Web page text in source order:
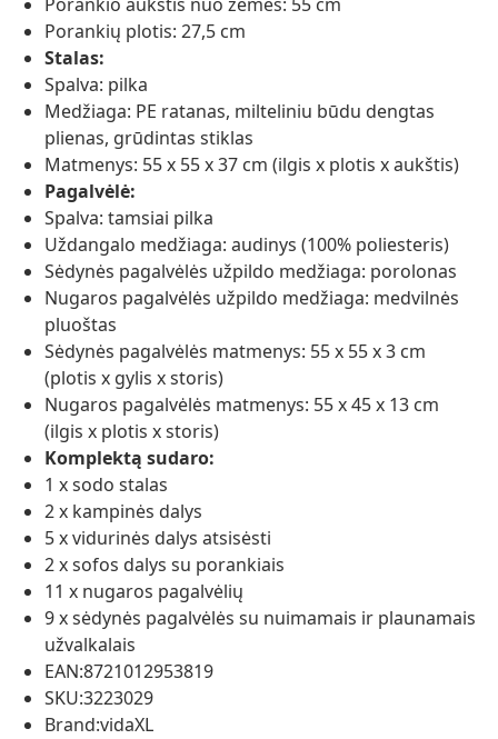
Porankių plotis: 27,5 cm
Stalas:
Spalva: pilka
Medžiaga: PE ratanas, milteliniu būdu dengtas
plienas, grūdintas stiklas
Matmenys: 55 x 55 x 37 cm (ilgis x plotis x aukštis)
Pagalvėlė:
Spalva: tamsiai pilka
Uždangalo medžiaga: audinys (100% poliesteris)
Sėdynės pagalvėlės užpildo medžiaga: porolonas
Nugaros pagalvėlės užpildo medžiaga: medvilnės
pluoštas
Sėdynės pagalvėlės matmenys: 55 x 55 x 3 cm
(plotis x gylis x storis)
Nugaros pagalvėlės matmenys: 55 x 45 x 13 cm
(ilgis x plotis x storis)
Komplektą sudaro:
1 x sodo stalas
2 x kampinės dalys
5 x vidurinės dalys atsisėsti
2 x sofos dalys su porankiais
11 x nugaros pagalvėlių
9 x sėdynės pagalvėlės su nuimamais ir plaunamais
užvalkalais
EAN:8721012953819
SKU:3223029
Brand:vidaXL